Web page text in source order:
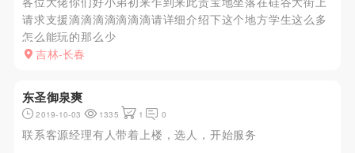
请求支援滴滴滴滴滴滴滴请详细介绍下这个地方学生这么多
怎么能玩的那么少
吉林-长春
东圣御泉爽
2019-10-03 1335 1 0
联系客源经理有人带着上楼，选人，开始服务